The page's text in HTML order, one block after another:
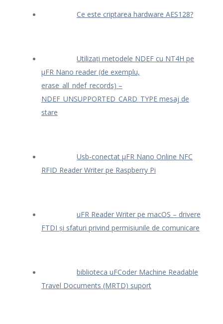
Ce este criptarea hardware AES128?
Utilizați metodele NDEF cu NT4H pe
μFR Nano reader (de exemplu,
erase_all_ndef_records) –
NDEF_UNSUPPORTED_CARD_TYPE mesaj de
stare
Usb-conectat μFR Nano Online NFC
RFID Reader Writer pe Raspberry Pi
uFR Reader Writer pe macOS – drivere
FTDI și sfaturi privind permisiunile de comunicare
biblioteca uFCoder Machine Readable
Travel Documents (MRTD) suport